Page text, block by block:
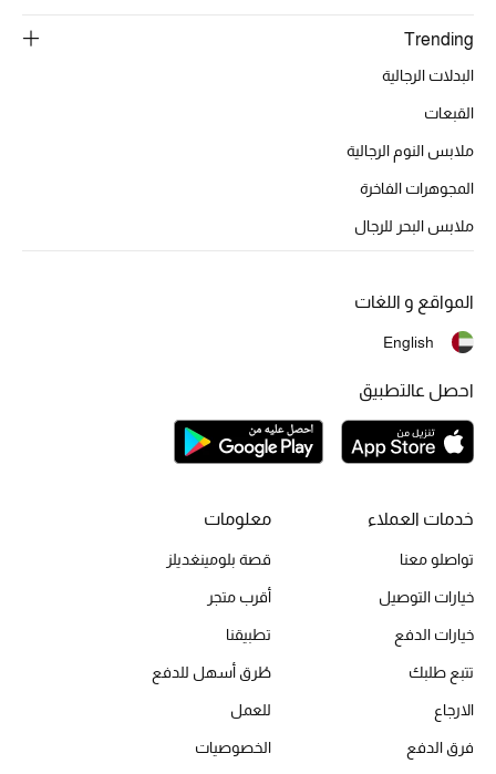
الحقائب النسائية
حقائب رجالية
حقائب الأطفال
تسوقوا الحقائب
أحذية النسائية
الأحذية الرجالية
أحذية للأطفال
Trending
البدلات الرجالية
القبعات
ملابس النوم الرجالية
المجوهرات الفاخرة
ملابس البحر للرجال
خدمات العملاء
تواصلو معنا
خيارات التوصيل
خيارات الدفع
تتبع طلبك
الارجاع
فرق الدفع
معلومات
قصة بلومينغديلز
أقرب متجر
تطبيقنا
طُرق أسهل للدفع
للعمل
الخصوصيات
المواقع و اللغات
English
احصل عالتطبيق